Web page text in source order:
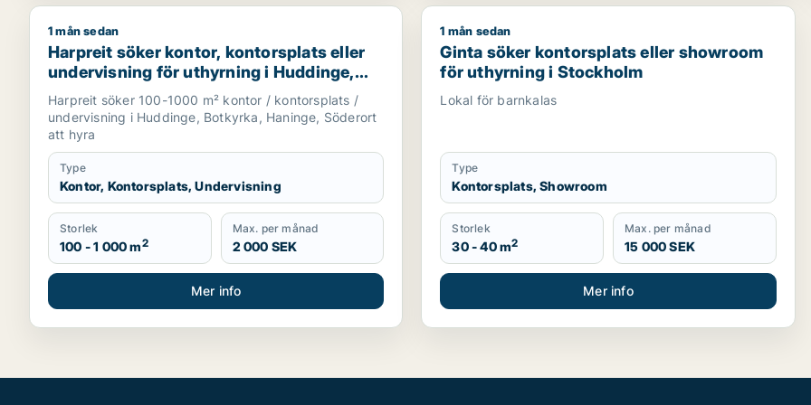
Harpreit söker kontor, kontorsplats eller undervisning för uthyrning i Huddinge, Botkyrka eller Haninge m.fl.
1 mån sedan
Harpreit söker kontor, kontorsplats eller
undervisning för uthyrning i Huddinge,
Botkyrka eller Haninge m.fl.
Harpreit söker 100-1000 m² kontor / kontorsplats /
undervisning i Huddinge, Botkyrka, Haninge, Söderort
att hyra
Type
Kontor, Kontorsplats, Undervisning
Storlek
100 - 1 000 m2
Max. per månad
2 000 SEK
Mer info
Ginta söker kontorsplats eller showroom för
1 mån sedan
Ginta söker kontorsplats eller showroom
för uthyrning i Stockholm
Lokal för barnkalas
Type
Kontorsplats, Showroom
Storlek
30 - 40 m2
Max. per månad
15 000 SEK
Mer info